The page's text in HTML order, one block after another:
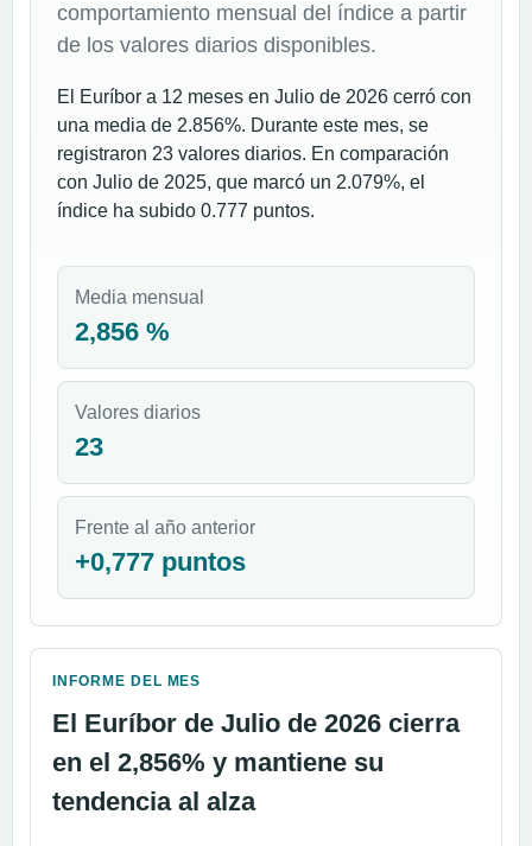
comportamiento mensual del índice a partir
de los valores diarios disponibles.
El Euríbor a 12 meses en Julio de 2026 cerró con
una media de 2.856%. Durante este mes, se
registraron 23 valores diarios. En comparación
con Julio de 2025, que marcó un 2.079%, el
índice ha subido 0.777 puntos.
Media mensual
2,856 %
Valores diarios
23
Frente al año anterior
+0,777 puntos
INFORME DEL MES
El Euríbor de Julio de 2026 cierra
en el 2,856% y mantiene su
tendencia al alza